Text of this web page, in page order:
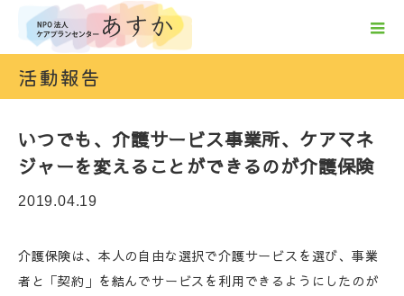
活動報告
いつでも、介護サービス事業所、ケアマネ
ジャーを変えることができるのが介護保険
2019.04.19
介護保険は、本人の自由な選択で介護サービスを選び、事業
者と「契約」を結んでサービスを利用できるようにしたのが